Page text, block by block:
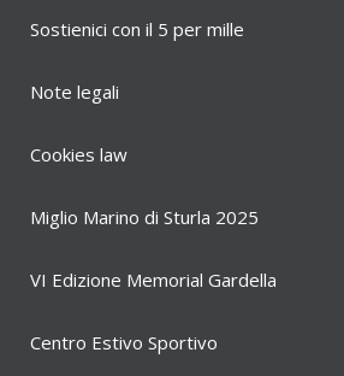
Sostienici con il 5 per mille
Note legali
Cookies law
Miglio Marino di Sturla 2025
VI Edizione Memorial Gardella
Centro Estivo Sportivo